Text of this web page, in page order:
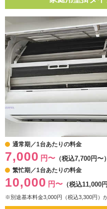
通常期／1台あたりの料金
7,000 円〜 （税込7,700円〜）
繁忙期／1台あたりの料金
10,000 円〜 （税込11,000
※別途基本料金3,000円（税込3,300円）